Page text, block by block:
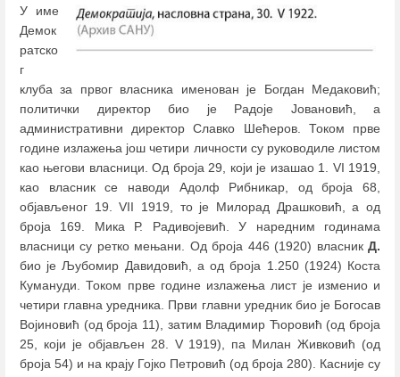
У име
Демок
ратско
г
клуба за првог власника именован је Богдан Медаковић;
политички директор био је Радоје Јовановић, а
административни директор Славко Шећеров. Током прве
године излажења још четири личности су руководиле листом
као његови власници. Од броја 29, који је изашао 1. VI 1919,
као власник се наводи Адолф Рибникар, од броја 68,
објављеног 19. VII 1919, то је Милорад Драшковић, а од
броја 169. Мика Р. Радивојевић. У наредним годинама
власници су ретко мењани. Од броја 446 (1920) власник Д.
био је Љубомир Давидовић, а од броја 1.250 (1924) Коста
Кумануди. Током прве године излажења лист је изменио и
четири главна уредника. Први главни уредник био је Богосав
Војиновић (од броја 11), затим Владимир Ћоровић (од броја
25, који је објављен 28. V 1919), па Милан Живковић (од
броја 54) и на крају Гојко Петровић (од броја 280). Касније су